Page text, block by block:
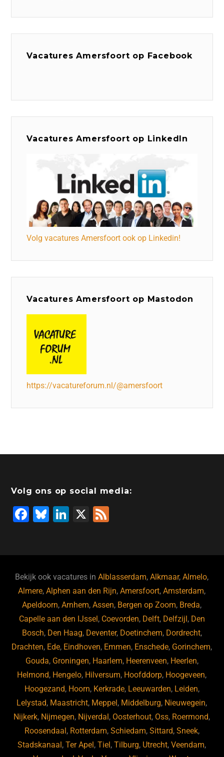
Vacatures Amersfoort op Facebook
Vacatures Amersfoort op LinkedIn
Volg vacatures Amersfoort ook op Linkedin!
Vacatures Amersfoort op Mastodon
https://vacatureforum.nl/@amersfoort
Volg ons op social media:
F
b
o
o
k
Bl
ky
Li
dI
n
X
Bekijk ook vacatures inAlblasserdam,Alkmaar,Almelo,
Almere,Alphen aan den Rijn,Amersfoort,Amsterdam,
Apeldoorn,Arnhem,Assen, Bergen op Zoom, Breda,
Capelle aan den IJssel, Coevorden, Delft, Delfzijl, Den
Bosch, Den Haag, Deventer, Doetinchem, Dordrecht,
Drachten, Ede, Eindhoven, Emmen, Enschede, Gorinchem,
Gouda, Groningen, Haarlem, Heerenveen, Heerlen,
Helmond, Hengelo, Hilversum, Hoofddorp, Hoogeveen,
Hoogezand, Hoorn, Kerkrade, Leeuwarden, Leiden,
Lelystad, Maastricht, Meppel, Middelburg, Nieuwegein,
Nijkerk, Nijmegen, Nijverdal, Oosterhout, Oss, Roermond,
Roosendaal, Rotterdam, Schiedam, Sittard, Sneek,
Stadskanaal,Ter Apel,Tiel,Tilburg, Utrecht,Veendam,